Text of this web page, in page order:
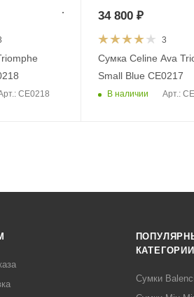
CE0218
3
Сумка Celine Ava
Small Blue CE0217
В наличии Арт.:
34 800 ₽
КАТЕГОРИИ
Сумки